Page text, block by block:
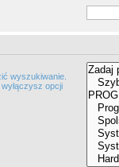
wyszukiwanie.
opcji